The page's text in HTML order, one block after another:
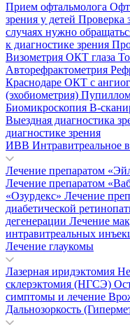
Прием офтальмолога
зрения у детей Проверка
случаях нужно
к диагностике зрения
Визометрия ОКТ глаза
Авторефрактометрия
Краснодаре ОКТ с
(эхобиометрия)
Биомикроскопия В-
Выездная диагностика
диагностике зрения
ИВВ Интравитреальное
Лечение препаратом
Лечение препаратом
«Озурдекс» Лечение
диабетической
дегенерации Лечение
интравитреальных
Лечение глаукомы
Лазерная иридэктомия
склерэктомия (НГСЭ)
симптомы и лечение
Дальнозоркость